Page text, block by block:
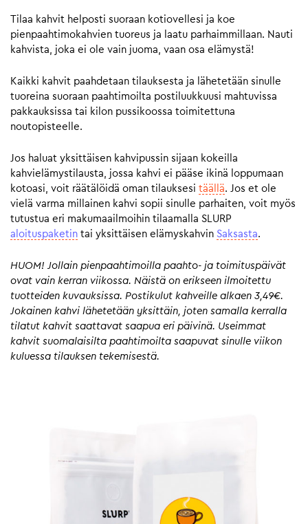
Tilaa kahvit helposti suoraan kotiovellesi ja koe
pienpaahtimokahvien tuoreus ja laatu parhaimmillaan. Nauti
kahvista, joka ei ole vain juoma, vaan osa elämystä!
Kaikki kahvit paahdetaan tilauksesta ja lähetetään sinulle
tuoreina suoraan paahtimoilta postiluukkuusi mahtuvissa
pakkauksissa tai kilon pussikoossa toimitettuna
noutopisteelle.
Jos haluat yksittäisen kahvipussin sijaan kokeilla
kahvielämystilausta, jossa kahvi ei pääse ikinä loppumaan
kotoasi, voit räätälöidä oman tilauksesi täällä. Jos et ole
vielä varma millainen kahvi sopii sinulle parhaiten, voit myös
tutustua eri makumaailmoihin tilaamalla SLURP
aloituspaketin tai yksittäisen elämyskahvin Saksasta.
HUOM! Jollain pienpaahtimoilla paahto- ja toimituspäivät
ovat vain kerran viikossa. Näistä on erikseen ilmoitettu
tuotteiden kuvauksissa. Postikulut kahveille alkaen 3,49€.
Jokainen kahvi lähetetään yksittäin, joten samalla kerralla
tilatut kahvit saattavat saapua eri päivinä. Useimmat
kahvit suomalaisilta paahtimoilta saapuvat sinulle viikon
kuluessa tilauksen tekemisestä.